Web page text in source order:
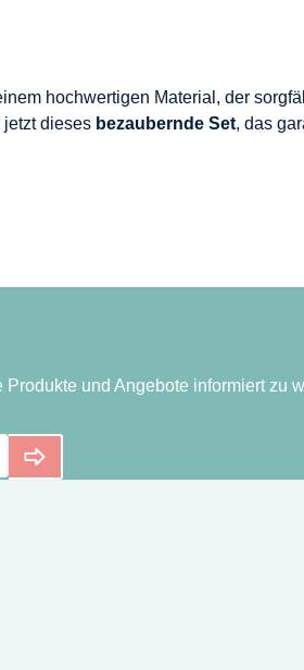
hochwertigen Material, der
dieses bezaubernde Set, das
und Angebote informiert zu